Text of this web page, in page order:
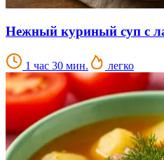
Нежный куриный суп с
1 час 30 мин. легко